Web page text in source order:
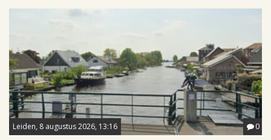
Leiden, 8 augustus 2026, 13:16 0